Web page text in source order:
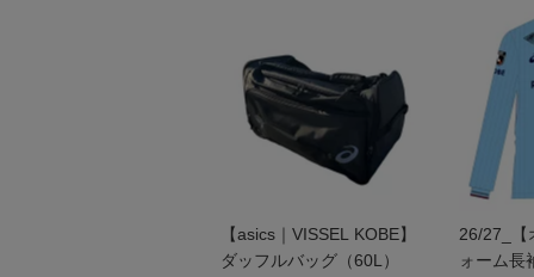
【asics｜VISSEL KOBE】
ダッフルバッグ（60L）
26/27_【
ォーム長